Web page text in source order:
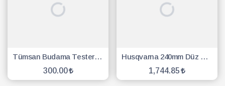
Tümsan Budama Testeresi 330mm
300.00
Husqvarna 240mm Düz Budama Testeresi
1,744.85